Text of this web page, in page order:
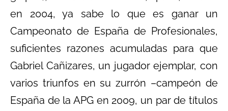
en 2004, ya sabe lo que es ganar un
Campeonato de España de Profesionales,
suficientes razones acumuladas para que
Gabriel Cañizares, un jugador ejemplar, con
varios triunfos en su zurrón –campeón de
España de la APG en 2009, un par de títulos